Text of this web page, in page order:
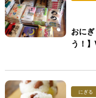
おに
う！
にぎる